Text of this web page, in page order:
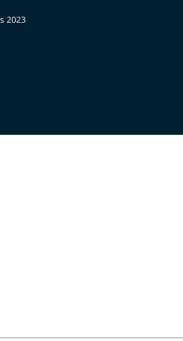
2023